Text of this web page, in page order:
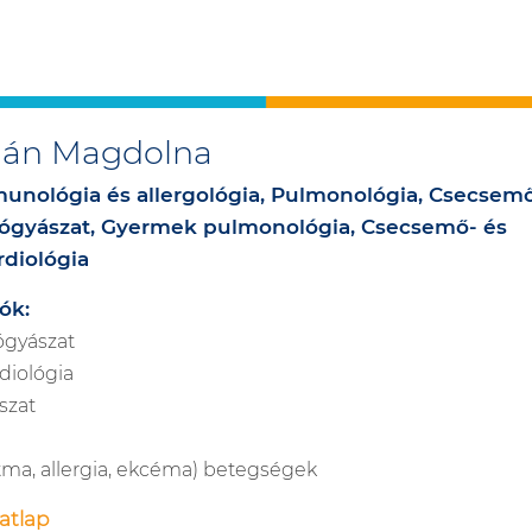
Magdolna
és allergológia, Pulmonológia,
Gyermek pulmonológia, Csecsemő- és
allergia, ekcéma) betegségek